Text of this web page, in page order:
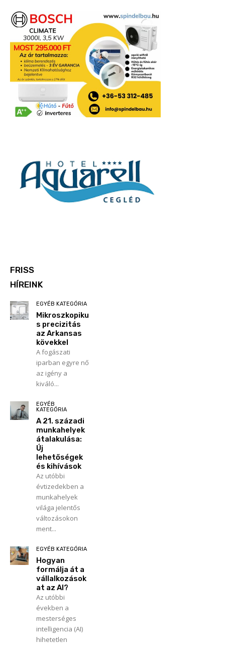
FRISS
HÍREINK
EGYÉB KATEGÓRIA
Mikroszkopiku
s precizitás
az Arkansas
kövekkel
A fogászati
iparban egyre nő
az igény a
kiváló...
EGYÉB
KATEGÓRIA
A 21. századi
munkahelyek
átalakulása:
Új
lehetőségek
és kihívások
Az utóbbi
évtizedekben a
munkahelyek
világa jelentős
változásokon
ment...
EGYÉB KATEGÓRIA
Hogyan
formálja át a
vállalkozások
at az AI?
Az utóbbi
években a
mesterséges
intelligencia (AI)
hihetetlen